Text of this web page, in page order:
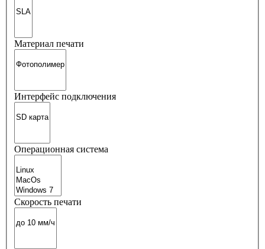
Материал печати
Интерфейс подключения
Операционная система
Скорость печати